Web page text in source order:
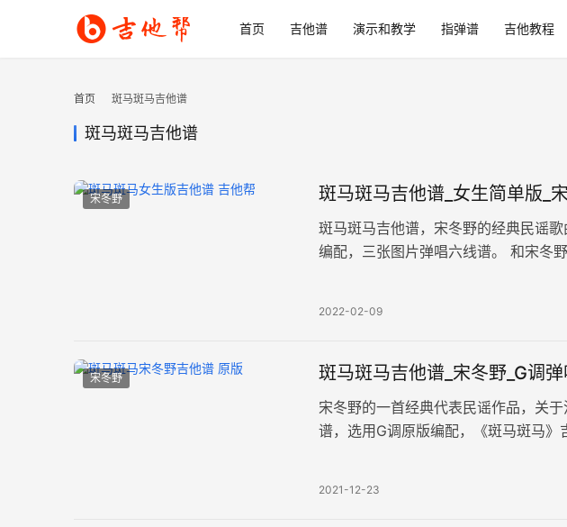
首页 吉他谱 演示和教学 指弹谱 吉他教程
首页 斑马斑马吉他谱
斑马斑马吉他谱
宋冬野 斑马斑马吉他谱_女生简单版_
斑马斑马吉他谱，宋冬野的经典民谣
编配，三张图片弹唱六线谱。 和宋冬
2022-02-09
宋冬野 斑马斑马吉他谱_宋冬野_G调
宋冬野的一首经典代表民谣作品，关
谱，选用G调原版编配，《斑马斑马
2021-12-23